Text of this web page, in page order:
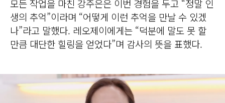
모든 작업을 마친 강주은은 이번 경험을 두고 “정말 인
생의 추억”이라며 “어떻게 이런 추억을 만날 수 있겠
나”라고 말했다. 레오제이에게는 “덕분에 말도 못 할
만큼 대단한 힐링을 얻었다”며 감사의 뜻을 표했다.